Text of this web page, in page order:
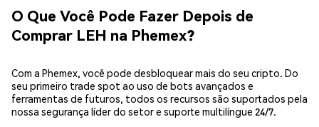
O Que Você Pode Fazer Depois de
Comprar LEH na Phemex?
Com a Phemex, você pode desbloquear mais do seu cripto. Do
seu primeiro trade spot ao uso de bots avançados e
ferramentas de futuros, todos os recursos são suportados pela
nossa segurança líder do setor e suporte multilíngue 24/7.